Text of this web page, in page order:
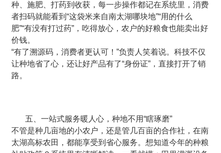
种、施肥、打药到收获，每一步操作都记在系统里，消费
者扫码就能看到“这袋米来自南太湖哪块地”“用的什么
肥”“有没有打过药”，吃得放心，农户的好粮食也能卖出好
价钱。
“有了溯源码，消费者更认可！”负责人笑着说。科技不仅
让种地省了心，还让好产品有了“身份证”，直接打开了销
路。
五、一站式服务暖人心，种地不用“瞎琢磨”
不管是种几亩地的小农户，还是管几百亩的合作社，在南
太湖高标农田，都能享受到省心服务。想知道今年的种粮